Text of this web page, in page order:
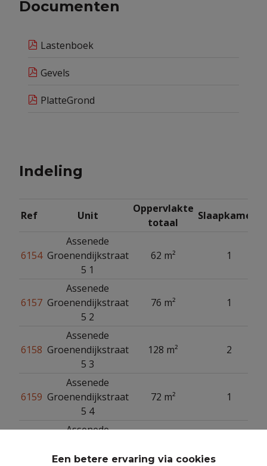
Een betere ervaring via cookies
Documenten
Lastenboek
Gevels
PlatteGrond
Indeling
Ref Unit
Oppervlakte
totaal
Slaapkamers
6154
Assenede
Groenendijkstraat
5 1
62 m² 1
6157
Assenede
Groenendijkstraat
5 2
76 m² 1
6158
Assenede
Groenendijkstraat
5 3
128 m² 2
6159
Assenede
Groenendijkstraat
5 4
72 m² 1
Assenede
5